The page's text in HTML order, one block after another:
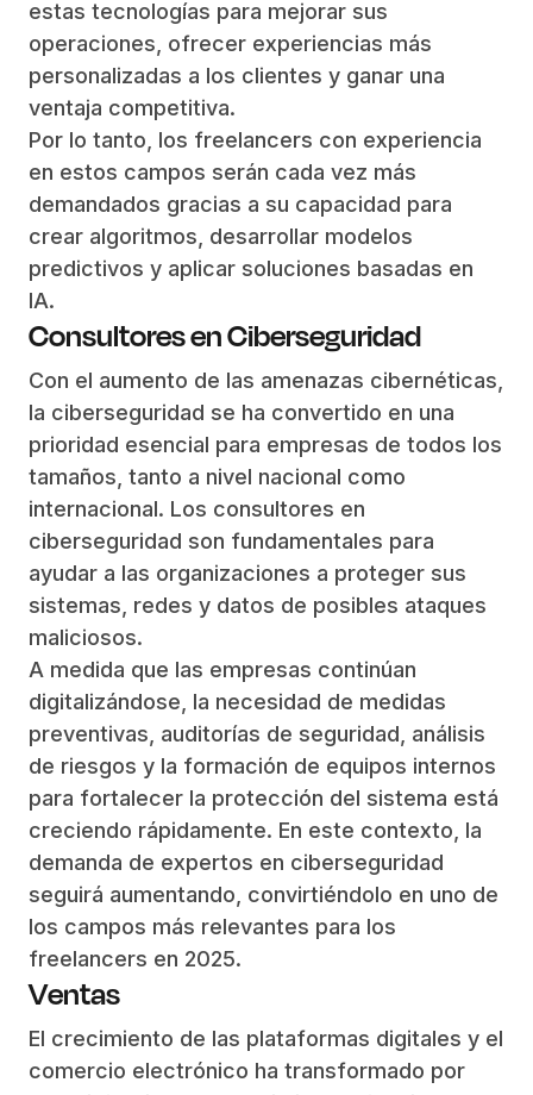
estas tecnologías para mejorar sus
operaciones, ofrecer experiencias más
personalizadas a los clientes y ganar una
ventaja competitiva.
Por lo tanto, los freelancers con experiencia
en estos campos serán cada vez más
demandados gracias a su capacidad para
crear algoritmos, desarrollar modelos
predictivos y aplicar soluciones basadas en
IA.
Consultores en Ciberseguridad
Con el aumento de las amenazas cibernéticas,
la ciberseguridad se ha convertido en una
prioridad esencial para empresas de todos los
tamaños, tanto a nivel nacional como
internacional. Los consultores en
ciberseguridad son fundamentales para
ayudar a las organizaciones a proteger sus
sistemas, redes y datos de posibles ataques
maliciosos.
A medida que las empresas continúan
digitalizándose, la necesidad de medidas
preventivas, auditorías de seguridad, análisis
de riesgos y la formación de equipos internos
para fortalecer la protección del sistema está
creciendo rápidamente. En este contexto, la
demanda de expertos en ciberseguridad
seguirá aumentando, convirtiéndolo en uno de
los campos más relevantes para los
freelancers en 2025.
Ventas
El crecimiento de las plataformas digitales y el
comercio electrónico ha transformado por